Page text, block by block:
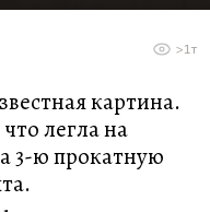
>1т
картина.
легла на
3-ю прокатную